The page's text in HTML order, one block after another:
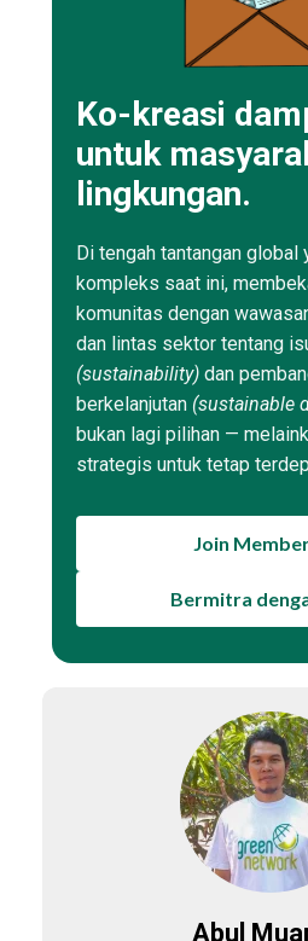
Ko-kreasi
untuk
lingkungan.
Di tengah tantangan global
kompleks saat ini,
komunitas dengan
dan lintas sektor tentang
(sustainability) dan
berkelanjutan (sustainable
bukan lagi pilihan —
strategis untuk tetap
Join
Bermitra
Abul